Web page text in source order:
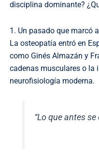
disciplina dominante?
1. Un pasado que marcó
La osteopatía entró en
como Ginés Almazán y
cadenas musculares o la
neurofisiología moderna.
“Lo que antes